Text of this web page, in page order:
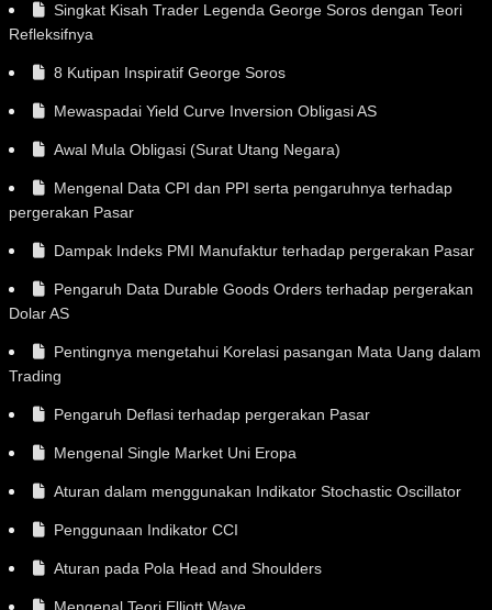
Singkat Kisah Trader Legenda George Soros dengan Teori
Refleksifnya
8 Kutipan Inspiratif George Soros
Mewaspadai Yield Curve Inversion Obligasi AS
Awal Mula Obligasi (Surat Utang Negara)
Mengenal Data CPI dan PPI serta pengaruhnya terhadap
pergerakan Pasar
Dampak Indeks PMI Manufaktur terhadap pergerakan Pasar
Pengaruh Data Durable Goods Orders terhadap pergerakan
Dolar AS
Pentingnya mengetahui Korelasi pasangan Mata Uang dalam
Trading
Pengaruh Deflasi terhadap pergerakan Pasar
Mengenal Single Market Uni Eropa
Aturan dalam menggunakan Indikator Stochastic Oscillator
Penggunaan Indikator CCI
Aturan pada Pola Head and Shoulders